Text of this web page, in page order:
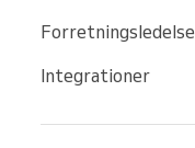
Forretningsledelse
Integrationer